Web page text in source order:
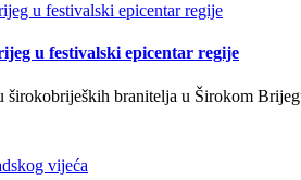
u festivalski epicentar regije
branitelja u Širokom